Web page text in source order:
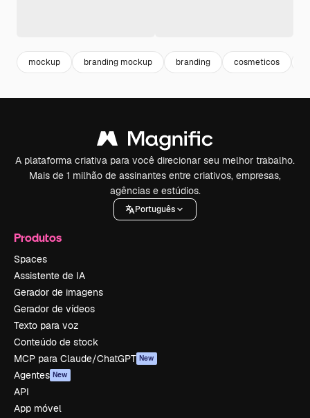
mockup branding mockup branding cosmeticos
A plataforma criativa para você direcionar seu melhor trabalho.
Mais de 1 milhão de assinantes entre criativos, empresas,
agências e estúdios.
Português
Produtos
Spaces
Assistente de IA
Gerador de imagens
Gerador de vídeos
Texto para voz
Conteúdo de stock
MCP para Claude/ChatGPT New
Agentes New
API
App móvel